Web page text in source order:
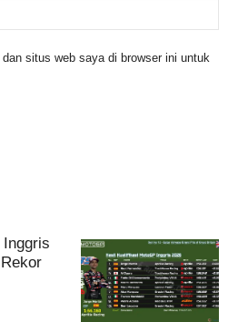
situs web saya di browser ini untuk